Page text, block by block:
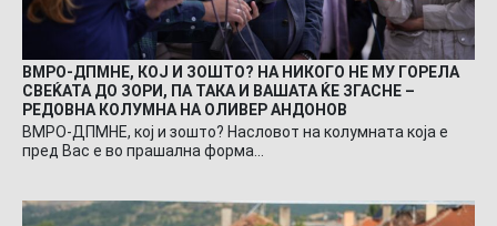
ВМРО-ДПМНЕ, КОЈ И ЗОШТО? НА НИКОГО НЕ МУ ГОРЕЛА
СВЕЌАТА ДО ЗОРИ, ПА ТАКА И ВАШАТА ЌЕ ЗГАСНЕ –
РЕДОВНА КОЛУМНА НА ОЛИВЕР АНДОНОВ
ВМРО-ДПМНЕ, кој и зошто? Насловот на колумната која е
пред Вас е во прашална форма…